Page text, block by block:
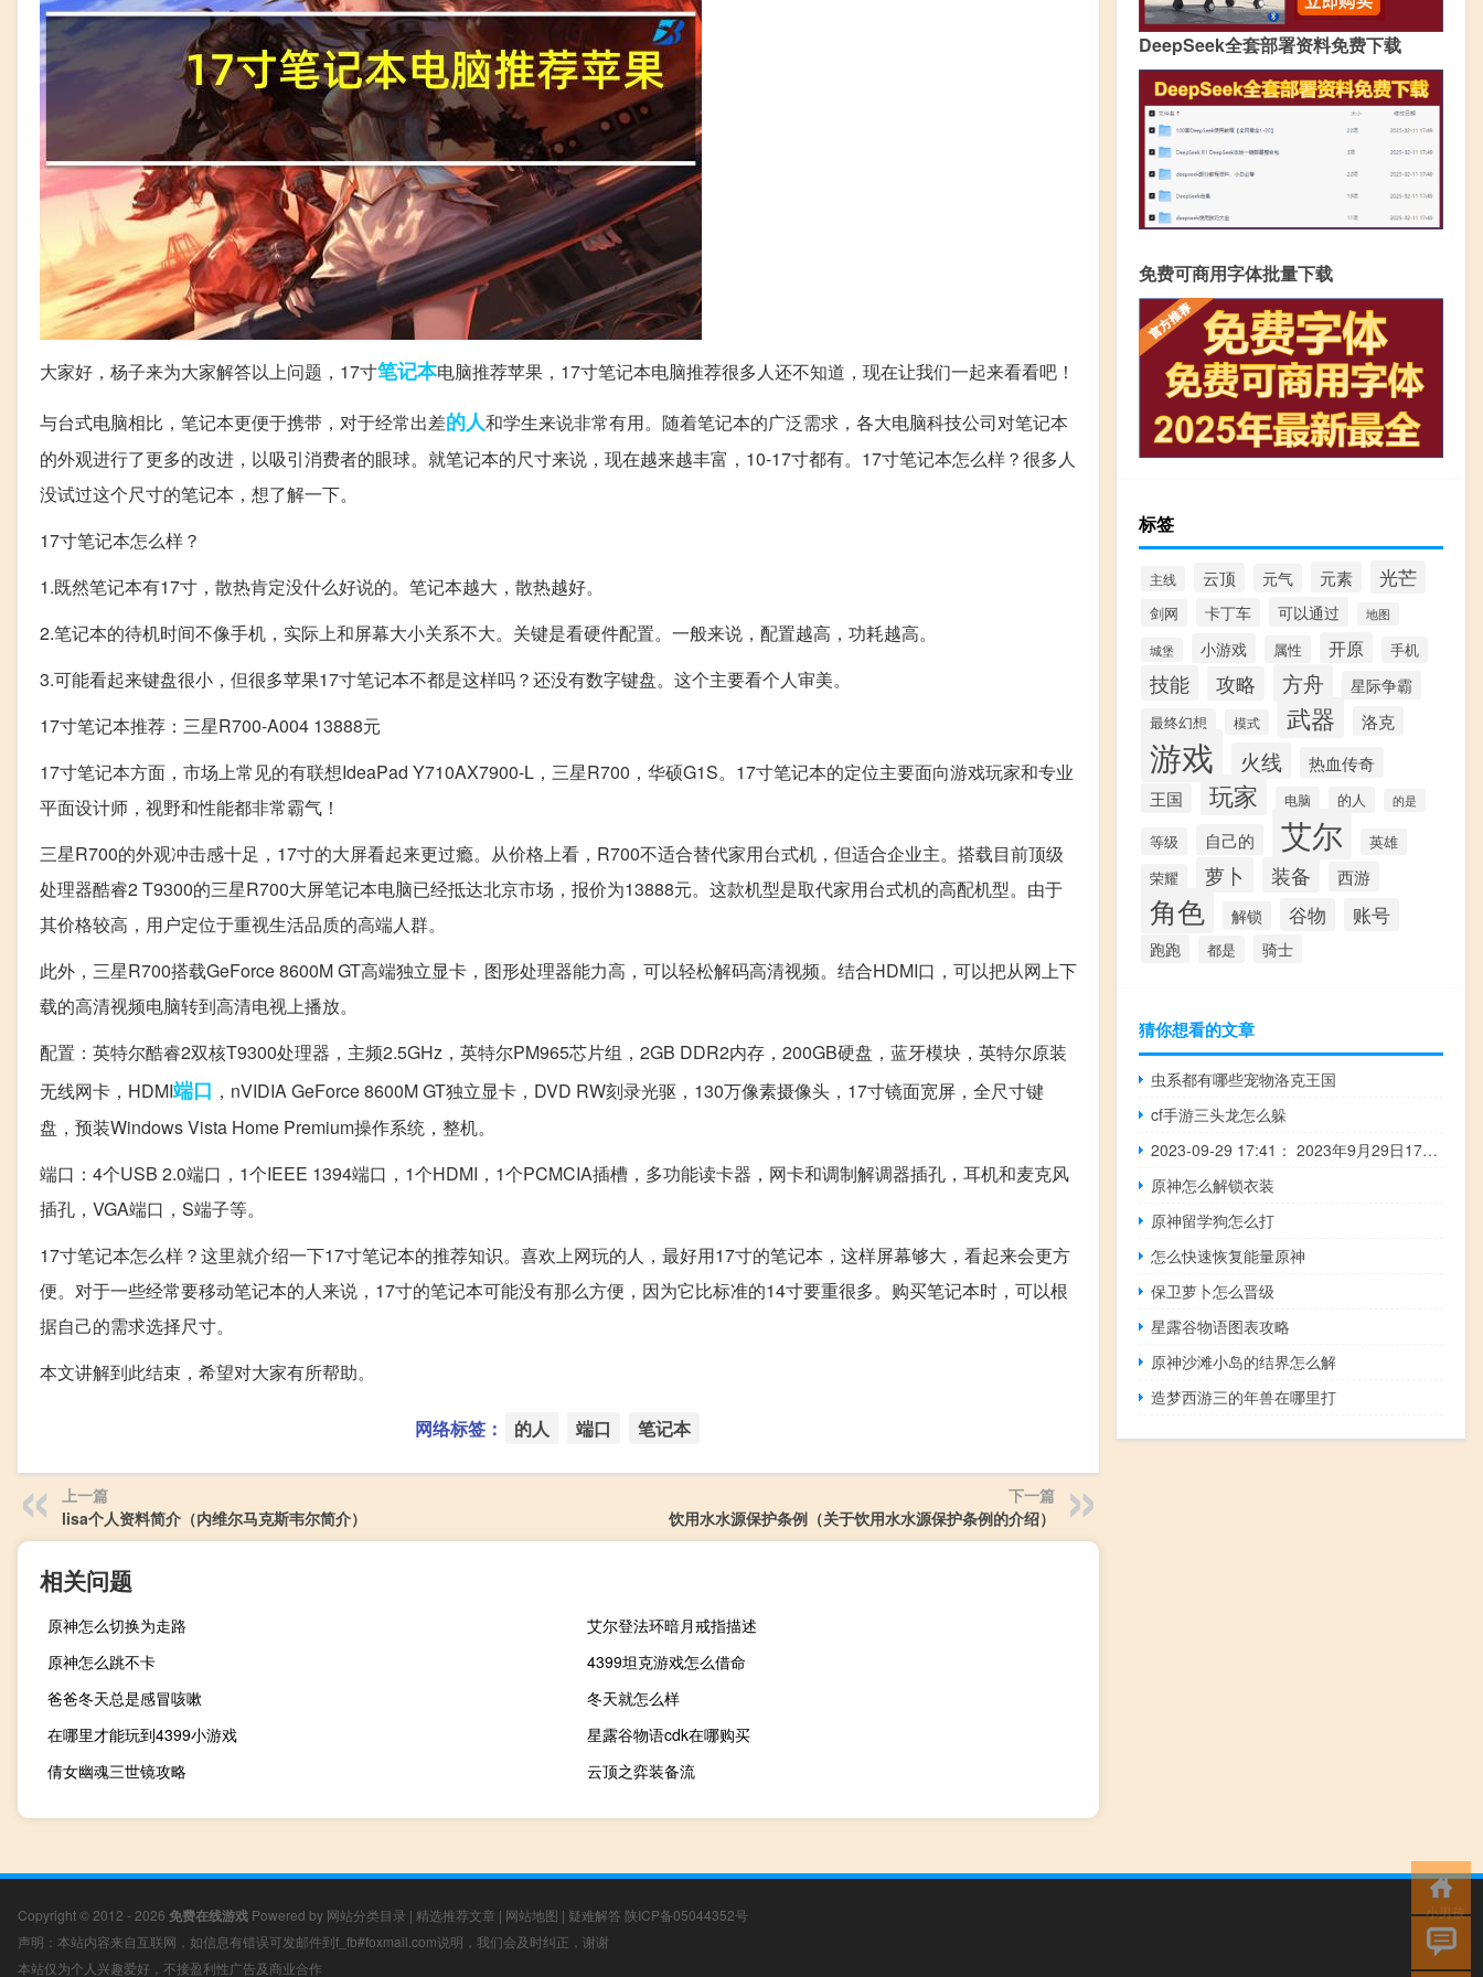
大家好，杨子来为大家解答以上问题，17寸笔记本电脑推荐苹果，17寸笔记本电脑推荐很多人还不知道，现在让我们一起来看看吧！
与台式电脑相比，笔记本更便于携带，对于经常出差的人和学生来说非常有用。随着笔记本的广泛需求，各大电脑科技公司对笔记本
的外观进行了更多的改进，以吸引消费者的眼球。就笔记本的尺寸来说，现在越来越丰富，10-17寸都有。17寸笔记本怎么样？很多人
没试过这个尺寸的笔记本，想了解一下。
17寸笔记本怎么样？
1.既然笔记本有17寸，散热肯定没什么好说的。笔记本越大，散热越好。
2.笔记本的待机时间不像手机，实际上和屏幕大小关系不大。关键是看硬件配置。一般来说，配置越高，功耗越高。
3.可能看起来键盘很小，但很多苹果17寸笔记本不都是这样吗？还没有数字键盘。这个主要看个人审美。
17寸笔记本推荐：三星R700-A004 13888元
17寸笔记本方面，市场上常见的有联想IdeaPad Y710AX7900-L，三星R700，华硕G1S。17寸笔记本的定位主要面向游戏玩家和专业
平面设计师，视野和性能都非常霸气！
三星R700的外观冲击感十足，17寸的大屏看起来更过瘾。从价格上看，R700不适合替代家用台式机，但适合企业主。搭载目前顶级
处理器酷睿2 T9300的三星R700大屏笔记本电脑已经抵达北京市场，报价为13888元。这款机型是取代家用台式机的高配机型。由于
其价格较高，用户定位于重视生活品质的高端人群。
此外，三星R700搭载GeForce 8600M GT高端独立显卡，图形处理器能力高，可以轻松解码高清视频。结合HDMI口，可以把从网上下
载的高清视频电脑转到高清电视上播放。
配置：英特尔酷睿2双核T9300处理器，主频2.5GHz，英特尔PM965芯片组，2GB DDR2内存，200GB硬盘，蓝牙模块，英特尔原装
无线网卡，HDMI端口 ，nVIDIA GeForce 8600M GT独立显卡，DVD RW刻录光驱，130万像素摄像头，17寸镜面宽屏，全尺寸键
盘，预装Windows Vista Home Premium操作系统，整机。
端口：4个USB 2.0端口，1个IEEE 1394端口，1个HDMI，1个PCMCIA插槽，多功能读卡器，网卡和调制解调器插孔，耳机和麦克风
插孔，VGA端口，S端子等。
17寸笔记本怎么样？这里就介绍一下17寸笔记本的推荐知识。喜欢上网玩的人，最好用17寸的笔记本，这样屏幕够大，看起来会更方
便。对于一些经常要移动笔记本的人来说，17寸的笔记本可能没有那么方便，因为它比标准的14寸要重很多。购买笔记本时，可以根
据自己的需求选择尺寸。
本文讲解到此结束，希望对大家有所帮助。
网络标签： 的人 端口 笔记本
上一篇
lisa个人资料简介（内维尔马克斯韦尔简介）
下一篇
饮用水水源保护条例（关于饮用水水源保护条例的介绍）
相关问题
原神怎么切换为走路
艾尔登法环暗月戒指描述
原神怎么跳不卡
4399坦克游戏怎么借命
爸爸冬天总是感冒咳嗽
冬天就怎么样
在哪里才能玩到4399小游戏
星露谷物语cdk在哪购买
倩女幽魂三世镜攻略
云顶之弈装备流
DeepSeek全套部署资料免费下载
免费可商用字体批量下载
标签
主线 云顶 元气 元素 光芒
剑网 卡丁车 可以通过 地图
城堡 小游戏 属性 开原 手机
技能 攻略 方舟 星际争霸
最终幻想 模式 武器 洛克
游戏 火线 热血传奇
王国 玩家 电脑 的人 的是
等级 自己的 艾尔 英雄
荣耀 萝卜 装备 西游
角色 解锁 谷物 账号
跑跑 都是 骑士
猜你想看的文章
虫系都有哪些宠物洛克王国
cf手游三头龙怎么躲
2023-09-29 17:41： 2023年9月29日17时30分，G2503南京绕城高速东南段由南京四桥往南京三桥方向87K过东善桥收费站2公里附近交通恢复通行。2023年9月29日17时30分，G25长深高速淮安段由杭州往连云港方向1846K离淮安南枢纽7公里附近发生1起事故，暂不影响通行，事故正在处理中。 ​​​
原神怎么解锁衣装
原神留学狗怎么打
怎么快速恢复能量原神
保卫萝卜怎么晋级
星露谷物语图表攻略
原神沙滩小岛的结界怎么解
造梦西游三的年兽在哪里打
Copyright © 2012 - 2026 免费在线游戏 Powered by 网站分类目录 | 精选推荐文章 | 网站地图 | 疑难解答 陕ICP备05044352号
声明：本站内容来自互联网，如信息有错误可发邮件到f_fb#foxmail.com说明，我们会及时纠正，谢谢
本站仅为个人兴趣爱好，不接盈利性广告及商业合作
小男孩